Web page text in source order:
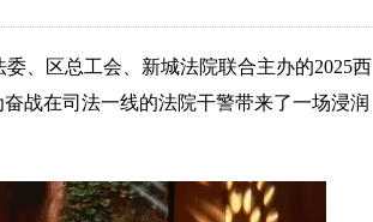
区总工会、新城法院联合主办的2025西
战在司法一线的法院干警带来了一场浸润